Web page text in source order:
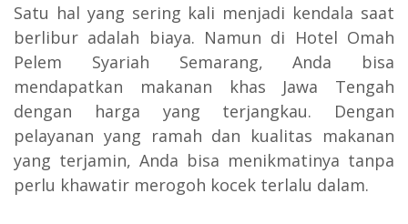
Satu hal yang sering kali menjadi kendala saat
berlibur adalah biaya. Namun di Hotel Omah
Pelem Syariah Semarang, Anda bisa
mendapatkan makanan khas Jawa Tengah
dengan harga yang terjangkau. Dengan
pelayanan yang ramah dan kualitas makanan
yang terjamin, Anda bisa menikmatinya tanpa
perlu khawatir merogoh kocek terlalu dalam.